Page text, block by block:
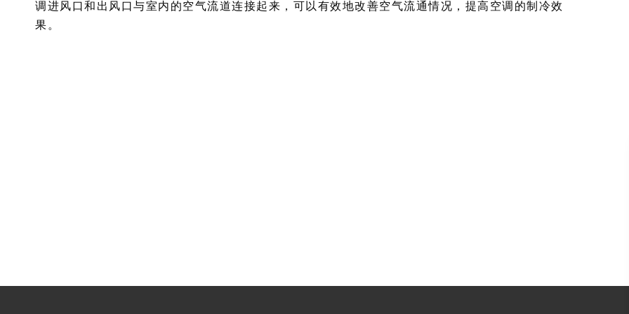
调进风口和出风口与室内的空气流道连接起来，可以有效地改善空气流通情况，提高空调的制冷效
果。